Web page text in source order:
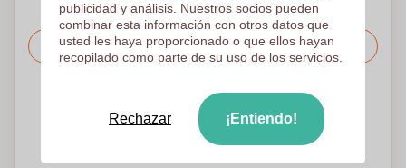
Solicitar el precio
Sube tu logotipo en la página siguiente
Revisamos su logotipo de forma gratuita antes de imprimir
Los clientes nos dan una puntuación de 9.3
publicidad y análisis. Nuestros socios pueden
combinar esta información con otros datos que
usted les haya proporcionado o que ellos hayan
recopilado como parte de su uso de los servicios.
Rechazar ¡Entiendo!